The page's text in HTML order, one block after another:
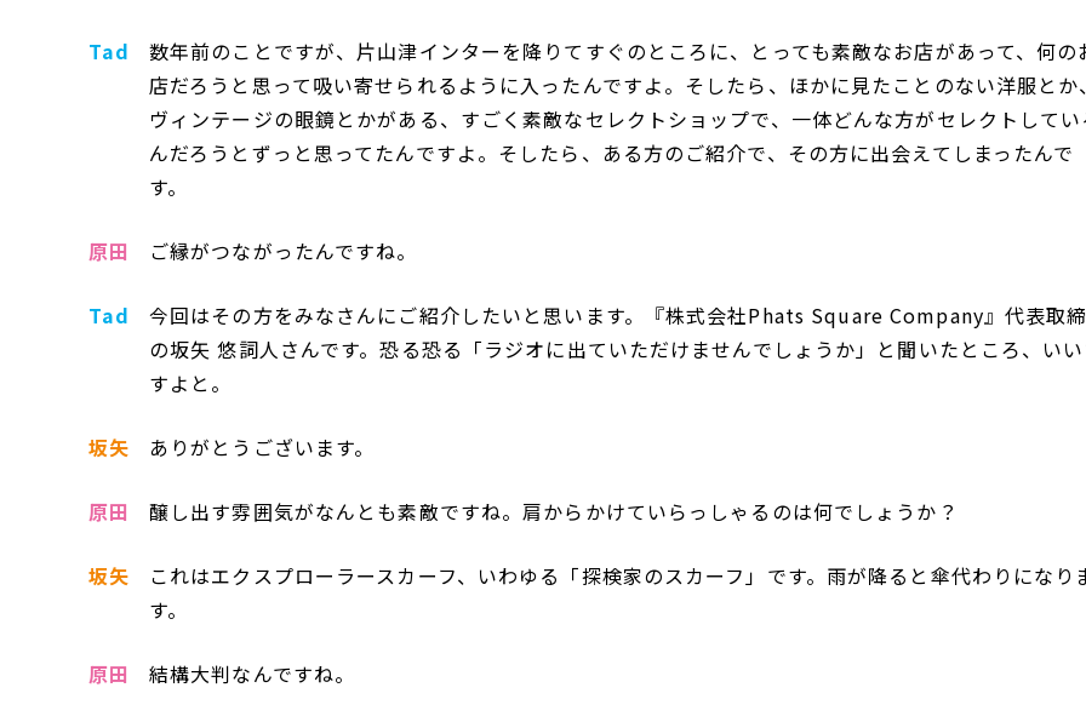
Tad
数年前のことですが、片山津インターを降りてすぐのところに、とっても素敵なお店があって、何の
店だろうと思って吸い寄せられるように入ったんですよ。そしたら、ほかに見たことのない洋服とか、
ヴィンテージの眼鏡とかがある、すごく素敵なセレクトショップで、一体どんな方がセレクトしてい
んだろうとずっと思ってたんですよ。そしたら、ある方のご紹介で、その方に出会えてしまったんで
す。
原田 ご縁がつながったんですね。
Tad
今回はその方をみなさんにご紹介したいと思います。『株式会社Phats Square Company』代表取
の坂矢 悠詞人さんです。恐る恐る「ラジオに出ていただけませんでしょうか」と聞いたところ、い
すよと。
坂矢 ありがとうございます。
原田 醸し出す雰囲気がなんとも素敵ですね。肩からかけていらっしゃるのは何でしょうか？
坂矢
これはエクスプローラースカーフ、いわゆる「探検家のスカーフ」です。雨が降ると傘代わりになり
す。
原田 結構大判なんですね。